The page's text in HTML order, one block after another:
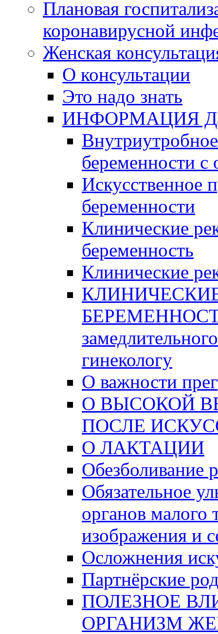
Плановая
коронавирусной
Женская
О консультации
Это надо знать
ИНФОРМАЦИЯ
беременности с
Искусственное
беременности
Клинические
беременность
Клинические
гинекологу
О важности
О ВЫСОКОЙ
ПОСЛЕ
О ЛАКТАЦИИ
Обезболивание
Обязательное
органов малого
изображения и
Осложнения
Партнёрские
ПОЛЕЗНОЕ
ОРГАНИЗМ